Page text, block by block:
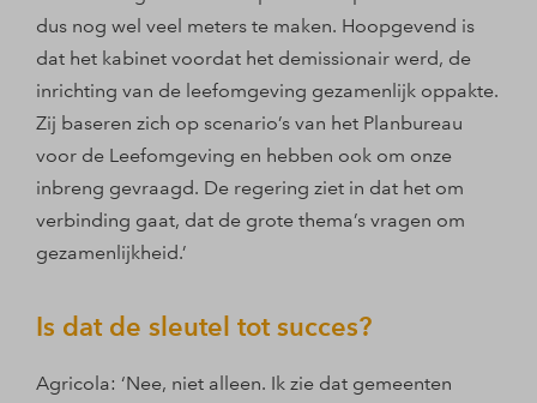
dus nog wel veel meters te maken. Hoopgevend is
dat het kabinet voordat het demissionair werd, de
inrichting van de leefomgeving gezamenlijk oppakte.
Zij baseren zich op scenario’s van het Planbureau
voor de Leefomgeving en hebben ook om onze
inbreng gevraagd. De regering ziet in dat het om
verbinding gaat, dat de grote thema’s vragen om
gezamenlijkheid.’
Is dat de sleutel tot succes?
Agricola: ‘Nee, niet alleen. Ik zie dat gemeenten